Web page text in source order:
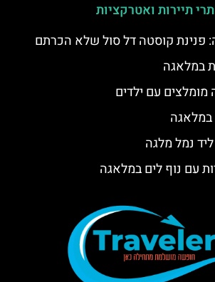
תיירות ואטרקציות
פנינת קוסטה דל סול שלא הכרתם
במלאגה
מומלצים עם ילדים
נמל מלגה
עם נוף לים במלאגה